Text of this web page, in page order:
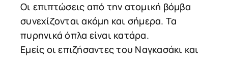
Οι επιπτώσεις από την ατομική βόμβα
συνεχίζονται ακόμη και σήμερα. Τα
πυρηνικά όπλα είναι κατάρα.
Εμείς οι επιζήσαντες του Ναγκασάκι και